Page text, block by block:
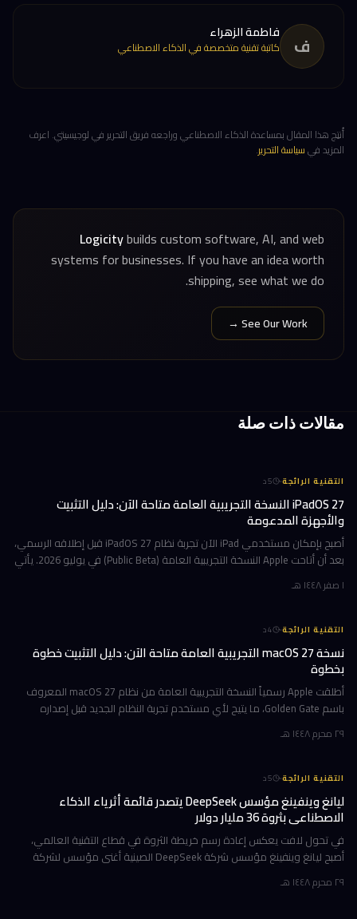
ف فاطمة الزهراء
كاتبة تقنية متخصصة في الذكاء الاصطناعي
أُنتِج هذا المقال بمساعدة الذكاء الاصطناعي وراجعه فريق التحرير في لوجيسيتي. اعرف
المزيد فيسياسة التحرير.
Logicitybuilds custom software, AI, and web
systems for businesses. If you have an idea worth
shipping, see what we do.
See Our Work →
مقالات ذات صلة
التقنية الرائجة·
5د
iPadOS 27 النسخة التجريبية العامة متاحة الآن: دليل التثبيت
والأجهزة المدعومة
أصبح بإمكان مستخدمي iPad الآن تجربة نظام iPadOS 27 قبل إطلاقه الرسمي،
بعد أن أتاحت Apple النسخة التجريبية العامة (Public Beta) في يوليو 2026. يأتي
١ صفر ١٤٤٨ هـ
التقنية الرائجة·
4د
نسخة macOS 27 التجريبية العامة متاحة الآن: دليل التثبيت خطوة
بخطوة
أطلقت Apple رسمياً النسخة التجريبية العامة من نظام macOS 27 المعروف
باسم Golden Gate، ما يتيح لأي مستخدم تجربة النظام الجديد قبل إصداره
٢٩ محرم ١٤٤٨ هـ
التقنية الرائجة·
5د
ليانغ وينفينغ مؤسس DeepSeek يتصدر قائمة أثرياء الذكاء
الاصطناعي بثروة 36 مليار دولار
في تحول لافت يعكس إعادة رسم خريطة الثروة في قطاع التقنية العالمي،
أصبح ليانغ وينفينغ مؤسس شركة DeepSeek الصينية أغنى مؤسس لشركة
٢٩ محرم ١٤٤٨ هـ